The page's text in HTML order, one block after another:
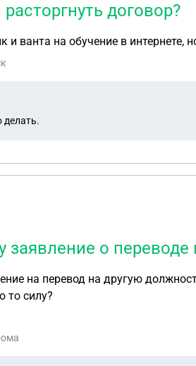
договор?
ванта на обучение в интернете,
делать.
о
на перевод на другую
то силу?